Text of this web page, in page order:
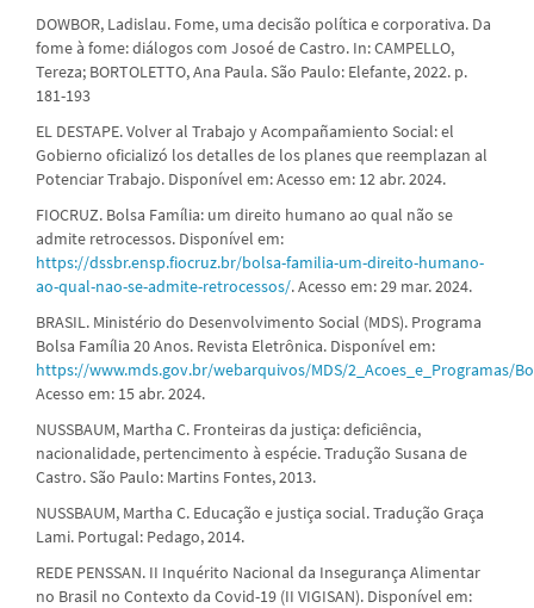
DOWBOR, Ladislau. Fome, uma decisão política e corporativa. Da
fome à fome: diálogos com Josoé de Castro. In: CAMPELLO,
Tereza; BORTOLETTO, Ana Paula. São Paulo: Elefante, 2022. p.
181-193
EL DESTAPE. Volver al Trabajo y Acompañamiento Social: el
Gobierno oficializó los detalles de los planes que reemplazan al
Potenciar Trabajo. Disponível em: Acesso em: 12 abr. 2024.
FIOCRUZ. Bolsa Família: um direito humano ao qual não se
admite retrocessos. Disponível em:
https://dssbr.ensp.fiocruz.br/bolsa-familia-um-direito-humano-
ao-qual-nao-se-admite-retrocessos/. Acesso em: 29 mar. 2024.
BRASIL. Ministério do Desenvolvimento Social (MDS). Programa
Bolsa Família 20 Anos. Revista Eletrônica. Disponível em:
https://www.mds.gov.br/webarquivos/MDS/2_Acoes_e_Programas/
Acesso em: 15 abr. 2024.
NUSSBAUM, Martha C. Fronteiras da justiça: deficiência,
nacionalidade, pertencimento à espécie. Tradução Susana de
Castro. São Paulo: Martins Fontes, 2013.
NUSSBAUM, Martha C. Educação e justiça social. Tradução Graça
Lami. Portugal: Pedago, 2014.
REDE PENSSAN. II Inquérito Nacional da Insegurança Alimentar
no Brasil no Contexto da Covid-19 (II VIGISAN). Disponível em: